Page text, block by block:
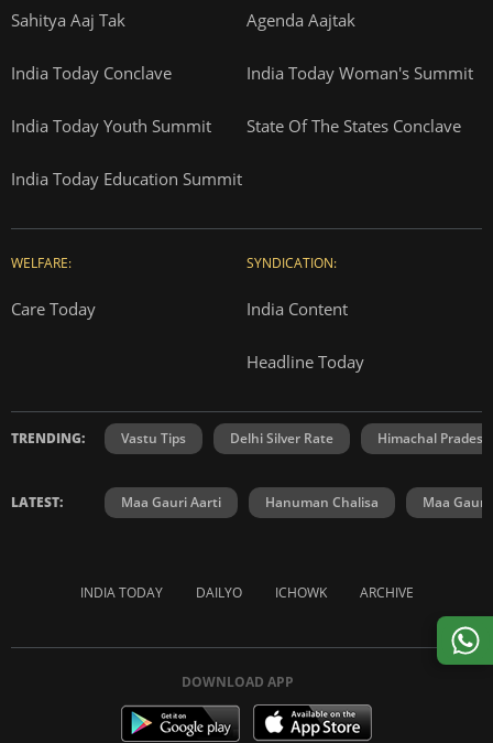
Sahitya Aaj Tak Agenda Aajtak
India Today Conclave India Today Woman's Summit
India Today Youth Summit State Of The States Conclave
India Today Education Summit
WELFARE:
Care Today
SYNDICATION:
India Content
Headline Today
TRENDING: Vastu Tips Delhi Silver Rate Himachal
LATEST: Maa Gauri Aarti Hanuman Chalisa Maa Gauri
INDIA TODAY DAILYO ICHOWK ARCHIVE
DOWNLOAD APP